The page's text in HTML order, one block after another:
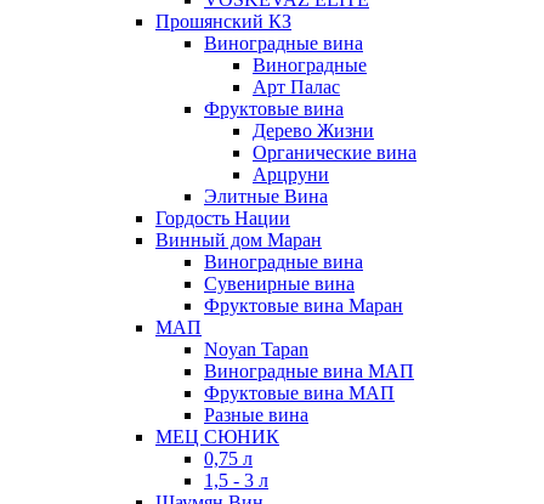
Прошянский КЗ
Виноградные вина
Виноградные
Арт Палас
Фруктовые вина
Дерево Жизни
Органические вина
Арцруни
Элитные Вина
Гордость Нации
Винный дом Маран
Виноградные вина
Сувенирные вина
Фруктовые вина Маран
МАП
Noyan Tapan
Виноградные вина МАП
Фруктовые вина МАП
Разные вина
МЕЦ СЮНИК
0,75 л
1,5 - 3 л